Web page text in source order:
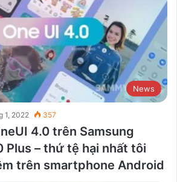
News
1, 2022 357
4.0 trên Samsung
Plus – thứ tệ hại nhất tôi
trên smartphone Android